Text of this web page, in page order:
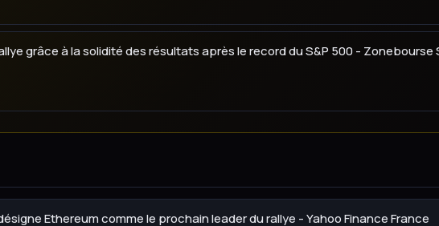
grâce à la solidité des résultats après le record du S&P 500 - Zonebourse
Ethereum comme le prochain leader du rallye - Yahoo Finance France